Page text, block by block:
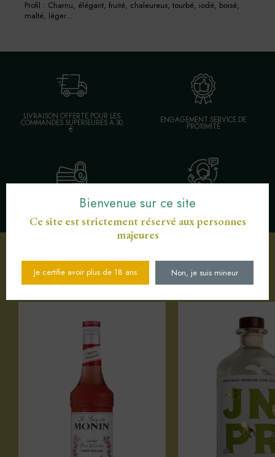
Profil : Charnu, élégant, fruité, chaleureux, tourbé, iodé, boisé,
malté, léger...
LIVRAISON OFFERTE POUR LES
COMMANDES SUPÉRIEURES À 30
€
ENGAGEMENT SERVICE DE
PROXIMITÉ
PAIEMENT SÉCURISÉ CB SERVICE CLIENT AU
03 89 82 40 37
Votre sélection d'articles
Bienvenue sur ce site
Ce site est strictement réservé aux personnes
majeures
Je certifie avoir plus de 18 ans Non, je suis mineur